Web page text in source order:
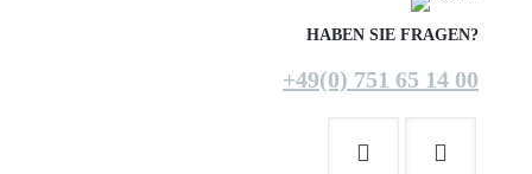
HABEN SIE FRAGEN?
+49(0) 751 65 14 00